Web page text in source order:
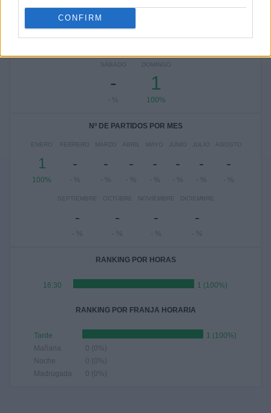
CONFIRM
- -
MIÉRCOLES
-
SÁBADO
-
- %
DOMINGO
1
100%
Nº DE PARTIDOS POR MES
ENERO
1
100%
FEBRERO
-
- %
MARZO
-
- %
ABRIL
-
- %
MAYO
-
- %
JUNIO
-
- %
JULIO
-
- %
AGOSTO
-
- %
SEPTIEMBRE
-
- %
OCTUBRE
-
- %
NOVIEMBRE
-
- %
DICIEMBRE
-
- %
RANKING POR HORAS
16:30 1 (100%)
RANKING POR FRANJA HORARIA
Tarde
1 (100%)
Mañana
0 (0%)
Noche
0 (0%)
Madrugada
0 (0%)